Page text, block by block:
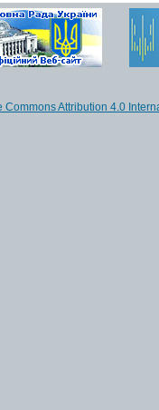
Commons Attribution 4.0